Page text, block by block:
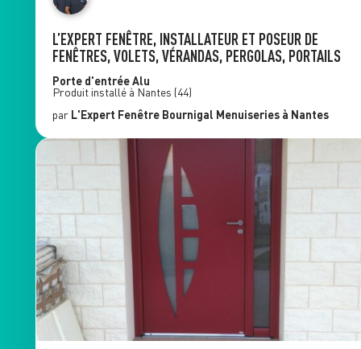
L’EXPERT FENÊTRE, INSTALLATEUR ET POSEUR DE
FENÊTRES, VOLETS, VÉRANDAS, PERGOLAS, PORTAILS
Porte d'entrée Alu
Produit installé à Nantes (44)
par L'Expert Fenêtre Bournigal Menuiseries à Nantes